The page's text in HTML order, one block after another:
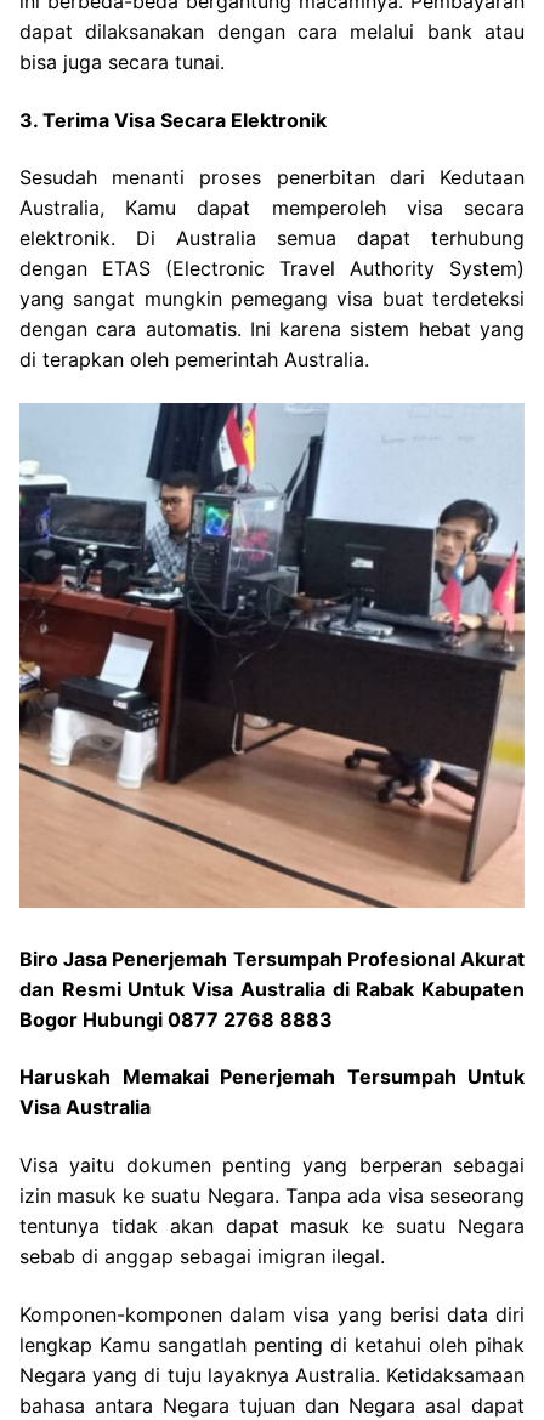
dapat dilaksanakan dengan cara melalui bank atau
bisa juga secara tunai.
3. Terima Visa Secara Elektronik
Sesudah menanti proses penerbitan dari Kedutaan
Australia, Kamu dapat memperoleh visa secara
elektronik. Di Australia semua dapat terhubung
dengan ETAS (Electronic Travel Authority System)
yang sangat mungkin pemegang visa buat terdeteksi
dengan cara automatis. Ini karena sistem hebat yang
di terapkan oleh pemerintah Australia.
Biro Jasa Penerjemah Tersumpah Profesional Akurat
dan Resmi Untuk Visa Australia di Rabak Kabupaten
Bogor Hubungi 0877 2768 8883
Haruskah Memakai Penerjemah Tersumpah Untuk
Visa Australia
Visa yaitu dokumen penting yang berperan sebagai
izin masuk ke suatu Negara. Tanpa ada visa seseorang
tentunya tidak akan dapat masuk ke suatu Negara
sebab di anggap sebagai imigran ilegal.
Komponen-komponen dalam visa yang berisi data diri
lengkap Kamu sangatlah penting di ketahui oleh pihak
Negara yang di tuju layaknya Australia. Ketidaksamaan
bahasa antara Negara tujuan dan Negara asal dapat